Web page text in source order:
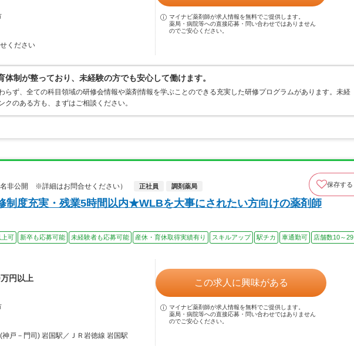
ください
マイナビ薬剤師が求人情報を無料でご提供します。
薬局・病院等への直接応募・問い合わせではありません
のでご安心ください。
体制が整っており、未経験の方でも安心して働けます。
らず、全ての科目領域の研修会情報や薬剤情報を学ぶことのできる充実した研修プログラムがあります。未経
クのある方も、まずはご相談ください。
非公開 ※詳細はお問合せください）
正社員 調剤薬局 保存する
制度充実・残業5時間以内★WLBを大事にされたい方向けの薬剤師
上可 新卒も応募可能 未経験者も応募可能 産休・育休取得実績有り スキルアップ 駅チカ 車通勤可
店舗数10～29
円以上
神戸－門司) 岩国駅／ＪＲ岩徳線 岩国駅
この求人に興味がある
マイナビ薬剤師が求人情報を無料でご提供します。
薬局・病院等への直接応募・問い合わせではありません
のでご安心ください。